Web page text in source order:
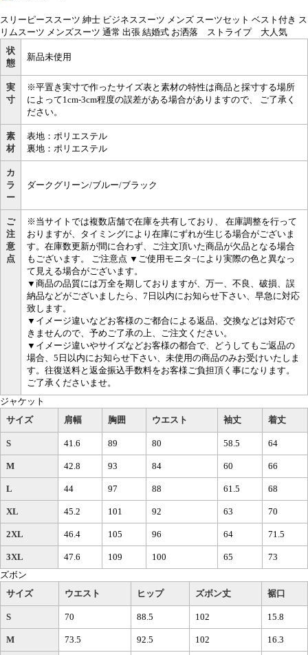
スリーピーススーツ 紳士 ビジネススーツ メンズ スーツセット ベスト付き ス
リムスーツ メンズスーツ 通常 出張 結婚式 お洒落 ストライプ 大人気
状
態
新品未使用
実
寸
※平置き実寸で作ったサイズ表と素材の特性は商品と採寸する場所
によって1cm-3cm程度の誤差がある場合がありますので、 ご了承く
ださい。
素
材
表地：ポリエステル
裏地：ポリエステル
カ
ラ
ー
ダークグリーン/ブルー/ブラック
ご
注
意
点
※当サイトでは複数店舗で在庫を共有しており、 在庫調整を行って
おりますが、タイミングにより在庫にずれが生じる場合がございま
す。在庫数更新が間に合わず、ご注文頂いた商品が欠品となる場合
もございます。 ご注意点 ▼ご使用モニタ−により実際の色と異なっ
て見える場合がございます。
▼商品の品質には万全を期しておりますが、万一、不良、破損、誤
納品などがございましたら、7日以内にお知らせ下さい、早急に対応
致します。
▼イメージ違いなどお客様のご都合による返品、交換などは対応で
きませんので、予めご了承の上、ご注文ください。
▼イメージ違いやサイズなどお客様の都合で、どうしてもご返品の
場合、5日以内にお知らせ下さい、未使用の商品のみお受けいたしま
す。往復送料と返金振込手数料をお客様ご負担頂く事になります。
ご了承くださいませ。
ジャケット
サイズ
肩幅 胸囲 ウエスト 袖丈 着丈
S 41.6 89 80 58.5 64
M 42.8 93 84 60 66
L 44 97 88 61.5 68
XL 45.2 101 92 63 70
2XL 46.4 105 96 64 71.5
3XL 47.6 109 100 65
73
ズボン
サイズ
ウエスト ヒップ ズボン丈 裾口
S 70 88.5 102 15.8
M 73.5 92.5 102 16.3